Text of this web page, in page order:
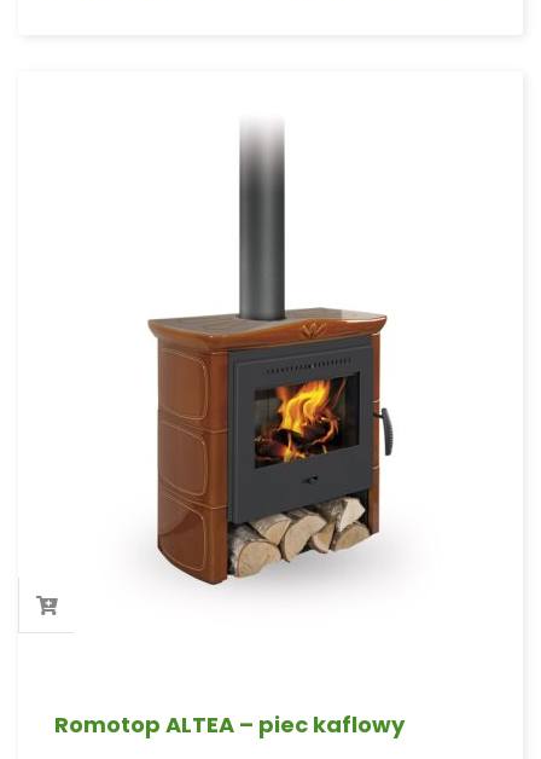
Romotop ALTEA – piec kaflowy